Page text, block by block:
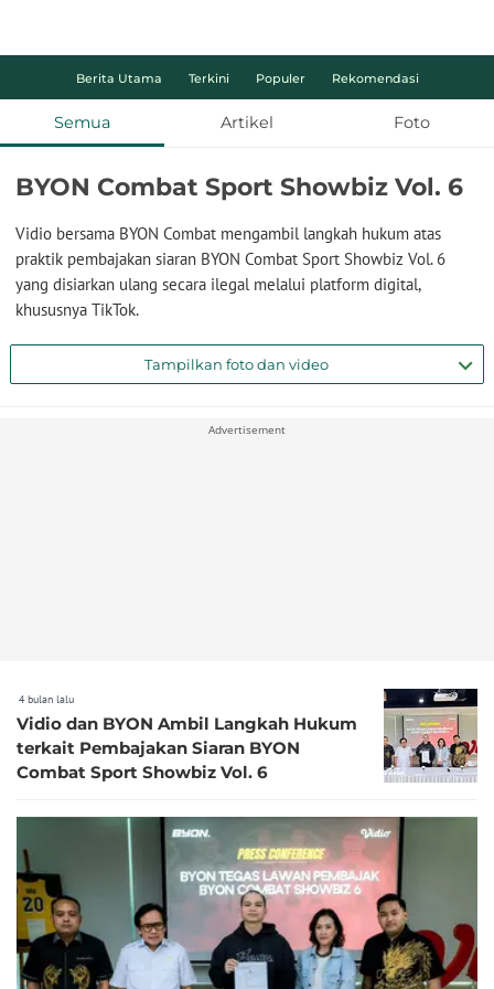
Berita Utama Terkini Populer Rekomendasi
Semua Artikel Foto
BYON Combat Sport Showbiz Vol. 6
Vidio bersama BYON Combat mengambil langkah hukum atas
praktik pembajakan siaran BYON Combat Sport Showbiz Vol. 6
yang disiarkan ulang secara ilegal melalui platform digital,
khususnya TikTok.
Tampilkan foto dan video
Advertisement
4 bulan lalu
Vidio dan BYON Ambil Langkah Hukum
terkait Pembajakan Siaran BYON
Combat Sport Showbiz Vol. 6